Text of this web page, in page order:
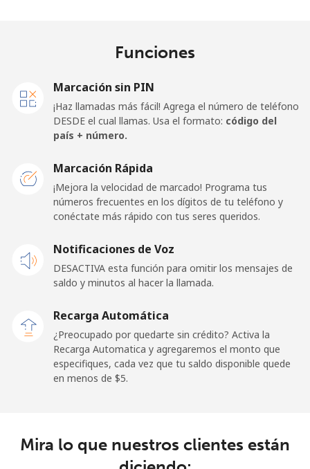
⁦81.9¢⁩
Celular
⁦$5⁩
Línea fija ⁦57.9¢⁩
8 min por
⁦$5⁩
Malaysia
Línea fija ⁦1.5¢⁩
⁦$5⁩
⁦1.5¢⁩
333 min por
-
Funciones
Marcación sin PIN
¡Haz llamadas más fácil! Agrega el número de teléfono
DESDE el cual llamas. Usa el formato: código del
país + número.
Marcación Rápida
¡Mejora la velocidad de marcado! Programa tus
números frecuentes en los dígitos de tu teléfono y
conéctate más rápido con tus seres queridos.
Notificaciones de Voz
DESACTIVA esta función para omitir los mensajes de
saldo y minutos al hacer la llamada.
Recarga Automática
¿Preocupado por quedarte sin crédito? Activa la
Recarga Automatica y agregaremos el monto que
especifiques, cada vez que tu saldo disponible quede
en menos de ⁦$5⁩.
Mira lo que nuestros clientes están